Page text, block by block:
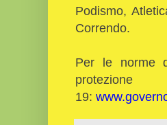
Podismo,
Correndo.
Per le norme
19: